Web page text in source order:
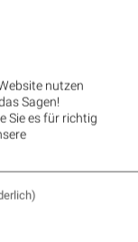
Days
3.68%
-3.84%
-3.14%
-2.99%
nutzen
Sagen!
Sie es für richtig